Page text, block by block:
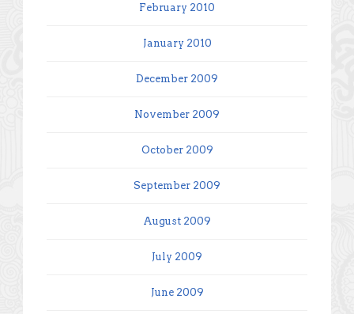
February 2010
January 2010
December 2009
November 2009
October 2009
September 2009
August 2009
July 2009
June 2009